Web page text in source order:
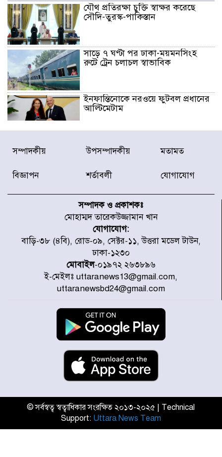
যৌথ প্রতিরক্ষা চুক্তি স্বাক্ষর করেছে
সৌদি-তুরস্ক-পাকিস্তান
সাড়ে ৭ ঘণ্টা পর ঢাকা-ময়মনসিংহ
রুটে ট্রেন চলাচল স্বাভাবিক
ইনফান্তিনোকে নরওয়ে ফুটবল প্রধানের
আল্টিমেটাম
দেশে ভারি বৃষ্টির সতর্কবার্তা, ১০
জেলায় বন্যার পূর্বাভাস
স্থাপনের উদ্যোগ চান মিয়া ব্যাপারীর
৭ জেলায় ঝোড়ো হাওয়াসহ বজ্রবৃষ্টির
শঙ্কা
বগুড়া ও সিলেটে সড়ক দুর্ঘটনায় নিহত
১৫
জুলাইয়ে দেশজুড়ে ৪৫৮টি সড়ক
দুর্ঘটনায় ৪১৬ জন নিহত হয়েছেন
হারিয়ে যাওয়া শিশুকে পরিবারের কাছে
ফিরিয়ে প্রশংসায় ভাসছেন খিলক্ষেত
আজ থেকে উন্মুক্ত ‘জুলাই গণঅভ্যুত্থান
স্মৃতি জাদুঘর
সম্পাদকীয় উপসম্পাদকীয় মতামত
বিজ্ঞাপন শর্তাবলী যোগাযোগ
সম্পাদক ও প্রকাশকঃ
মোহাম্মদ তারেকউজ্জামান খান
যোগাযোগ:
বাড়ি-৩৮ (৪বি), রোড-০৯, সেক্টর-১১, উত্তরা মডেল টাউন,
ঢাকা-১২৩০
মোবাইল-০১৯৭২ ২৬৩৮৯৬
ই-মেইলঃ uttaranews13@gmail.com,
uttaranewsbd24@gmail.com
© সর্বস্বত্ব স্বত্বাধিকার সংরক্ষিত ২০১৩-২০২৫ | Technical
Support: Uttara News Team